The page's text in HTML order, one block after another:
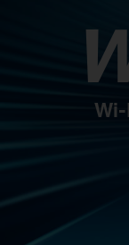
Wi-